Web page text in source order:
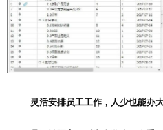
灵活安排员工工作，人少也能办